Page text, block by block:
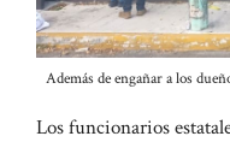
Además de engañar a los
Los funcionarios